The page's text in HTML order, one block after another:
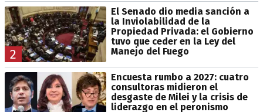
2
El Senado dio media sanción a
la Inviolabilidad de la
Propiedad Privada: el Gobierno
tuvo que ceder en la Ley del
Manejo del Fuego
Encuesta rumbo a 2027: cuatro
consultoras midieron el
desgaste de Milei y la crisis de
liderazgo en el peronismo